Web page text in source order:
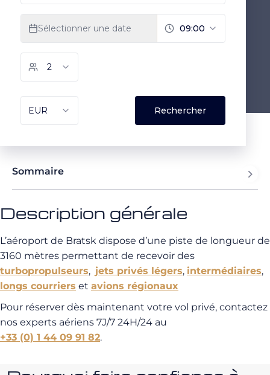
Sommaire
Description générale
L’aéroport de Bratsk dispose d’une piste de longueur de
3160 mètres permettant de recevoir des
turbopropulseurs, jets privés légers, intermédiaires,
longs courriers et avions régionaux
Pour réserver dès maintenant votre vol privé, contactez
nos experts aériens 7J/7 24H/24 au
+33 (0) 1 44 09 91 82.